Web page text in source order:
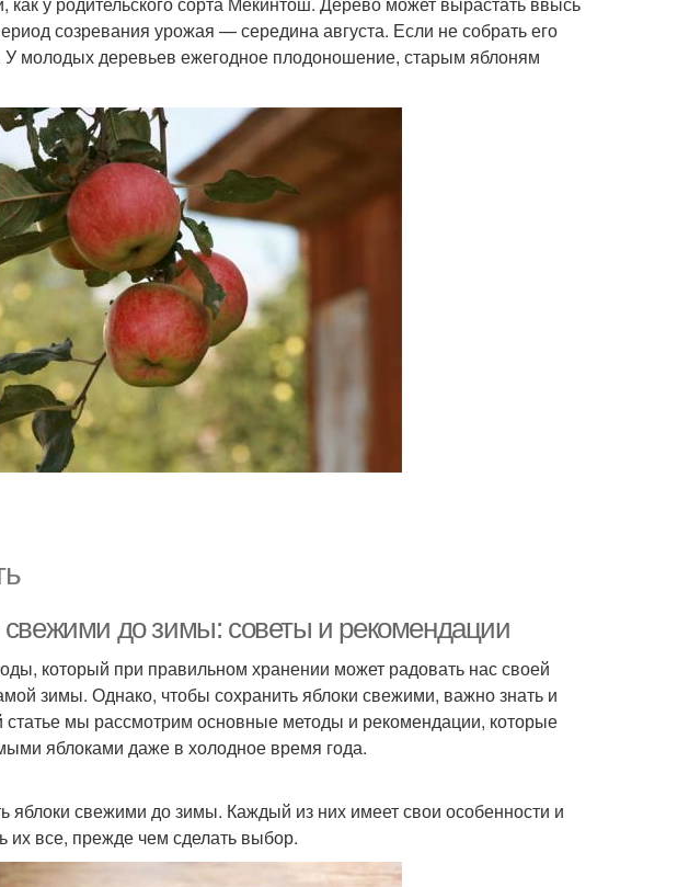
созревания урожая — середина августа. Если не собрать его
У молодых деревьев ежегодное плодоношение, старым яблоням
свежими до зимы: советы и рекомендации
который при правильном хранении может радовать нас своей
зимы. Однако, чтобы сохранить яблоки свежими, важно знать и
мы рассмотрим основные методы и рекомендации, которые
яблоками даже в холодное время года.
яблоки свежими до зимы. Каждый из них имеет свои особенности и
их все, прежде чем сделать выбор.